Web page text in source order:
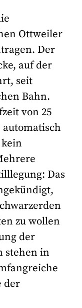
Ottweiler
Der
auf der
seit
Bahn.
von 25
Das
zu wollen
der
stehen in
der